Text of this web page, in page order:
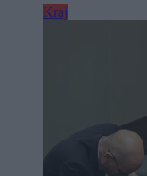
Kraj